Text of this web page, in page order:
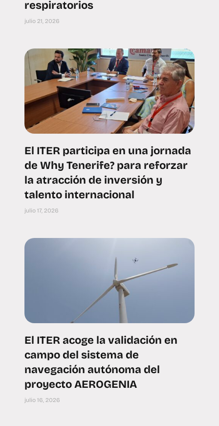
respiratorios
julio 21, 2026
El ITER participa en una jornada
de Why Tenerife? para reforzar
la atracción de inversión y
talento internacional
julio 17, 2026
El ITER acoge la validación en
campo del sistema de
navegación autónoma del
proyecto AEROGENIA
julio 16, 2026